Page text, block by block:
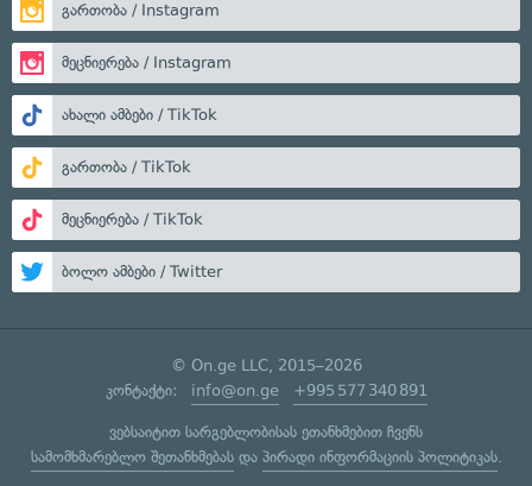
გართობა / Instagram
მეცნიერება / Instagram
ახალი ამბები / TikTok
გართობა / TikTok
მეცნიერება / TikTok
ბოლო ამბები / Twitter
© On.ge LLC, 2015–2026
კონტაქტი: info@on.ge +995 577 340 891
ვებსაიტით სარგებლობისას ეთანხმებით ჩვენს
სამომხმარებლო შეთანხმებასდა პირადი ინფორმაციის პოლიტიკას.